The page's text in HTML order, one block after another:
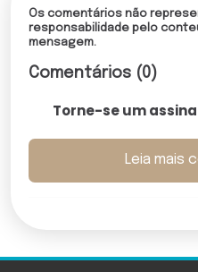
Os comentários não
responsabilidade pelo
mensagem.
Comentários (0)
Torne-se um
Leia mais